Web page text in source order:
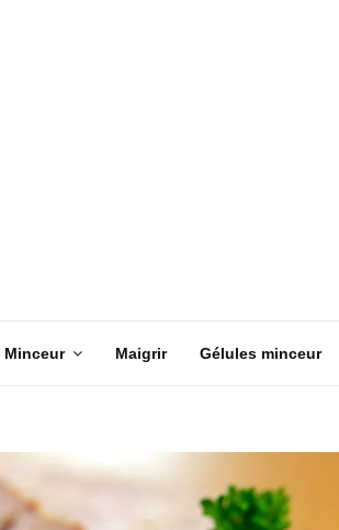
Minceur Maigrir Gélules minceur